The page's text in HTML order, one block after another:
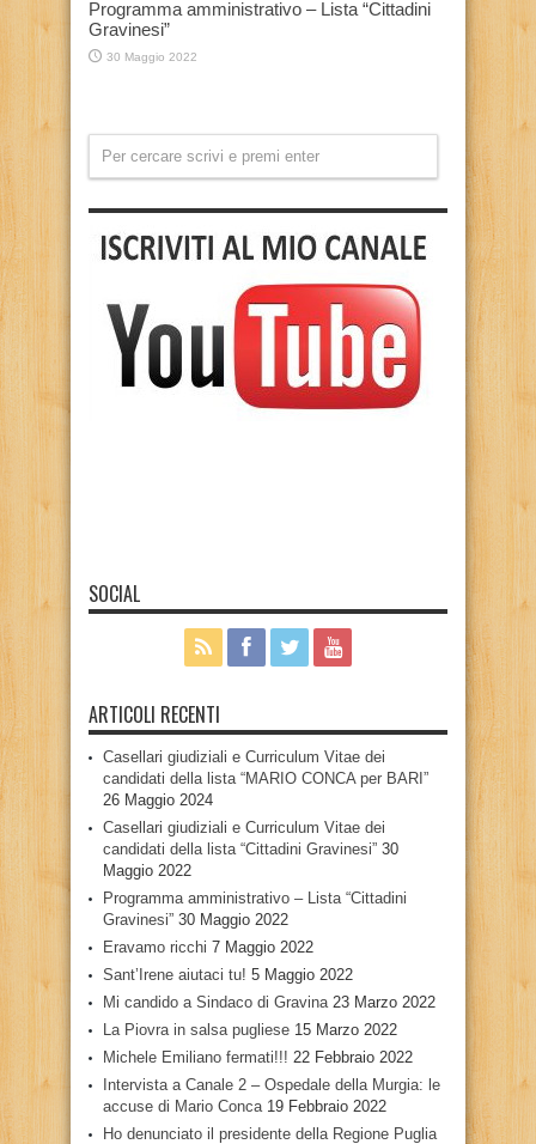
Programma amministrativo – Lista “Cittadini
Gravinesi”
30 Maggio 2022
SOCIAL
ARTICOLI RECENTI
Casellari giudiziali e Curriculum Vitae dei
candidati della lista “MARIO CONCA per BARI”
26 Maggio 2024
Casellari giudiziali e Curriculum Vitae dei
candidati della lista “Cittadini Gravinesi” 30
Maggio 2022
Programma amministrativo – Lista “Cittadini
Gravinesi” 30 Maggio 2022
Eravamo ricchi 7 Maggio 2022
Sant’Irene aiutaci tu! 5 Maggio 2022
Mi candido a Sindaco di Gravina 23 Marzo 2022
La Piovra in salsa pugliese 15 Marzo 2022
Michele Emiliano fermati!!! 22 Febbraio 2022
Intervista a Canale 2 – Ospedale della Murgia: le
accuse di Mario Conca 19 Febbraio 2022
Ho denunciato il presidente della Regione Puglia